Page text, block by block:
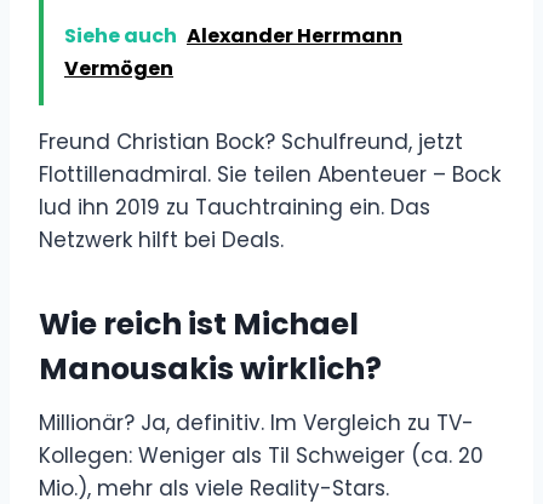
Siehe auch Alexander Herrmann
Vermögen
Freund Christian Bock? Schulfreund, jetzt
Flottillenadmiral. Sie teilen Abenteuer – Bock
lud ihn 2019 zu Tauchtraining ein. Das
Netzwerk hilft bei Deals.
Wie reich ist Michael
Manousakis wirklich?
Millionär? Ja, definitiv. Im Vergleich zu TV-
Kollegen: Weniger als Til Schweiger (ca. 20
Mio.), mehr als viele Reality-Stars.